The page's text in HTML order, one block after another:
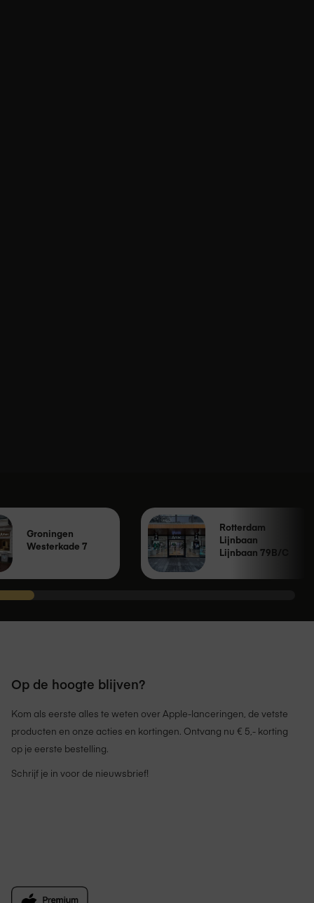
Groningen
Westerkade 7
Rotterdam
Lijnbaan
Lijnbaan 79B/C
Op de hoogte blijven?
Kom als eerste alles te weten over Apple-lanceringen, de vetste
producten en onze acties en kortingen. Ontvang nu € 5,- korting
op je eerste bestelling.
Schrijf je in voor de nieuwsbrief!